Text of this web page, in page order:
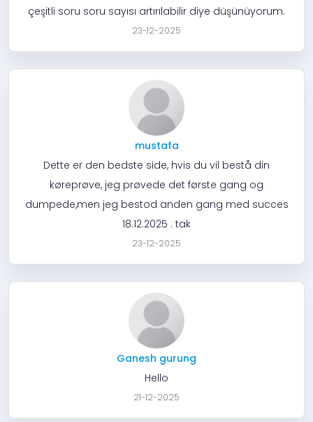
çeşitli soru soru sayısı artırılabilir diye düşünüyorum.
23-12-2025
mustafa
Dette er den bedste side, hvis du vil bestå din
køreprøve, jeg prøvede det første gang og
dumpede,men jeg bestod anden gang med succes
18.12.2025 . tak
23-12-2025
Ganesh gurung
Hello
21-12-2025